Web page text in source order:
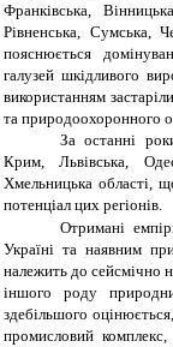
Франківська,
Рівненська, Сумська,
пояснюється
галузей шкідливого
використанням
та природоохоронного
За останні
Крим, Львівська,
Хмельницька області,
потенціал цих регіонів.
Отримані
Україні та наявним
належить до сейсмічно
іншого роду
здебільшого
промисловий комплекс,